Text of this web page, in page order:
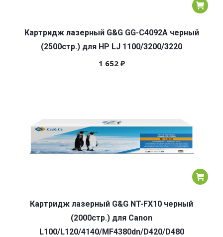
Картридж лазерный G&G GG-C4092A черный
(2500стр.) для HP LJ 1100/3200/3220
1 652 ₽
Картридж лазерный G&G NT-FX10 черный
(2000стр.) для Canon
L100/L120/4140/MF4380dn/D420/D480